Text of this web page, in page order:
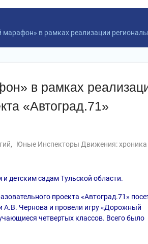
в рамках реализации
в рамках
«Автоград.71»
,
Юные Инспекторы Движения: хроника
детским садам Тульской области.
проекта «Автоград.71»
Чернова и провели игру «Дорожный
четвертых классов. Всего было